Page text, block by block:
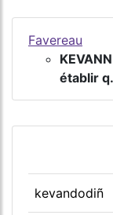
Favereau
établir
kevandodiñ